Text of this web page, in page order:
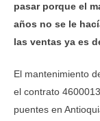
pasar porque el
años no se le
las ventas ya es
El mantenimiento
el contrato
puentes en